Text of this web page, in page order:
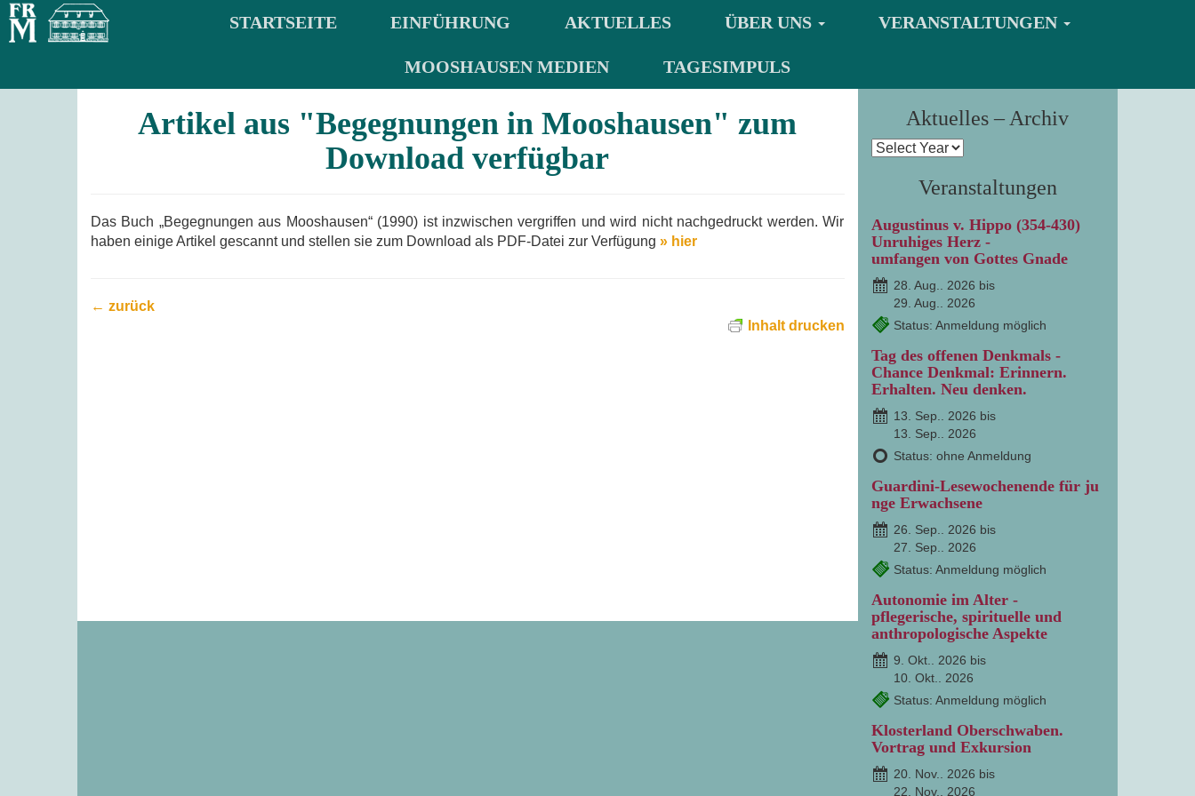
STARTSEITE EINFÜHRUNG AKTUELLES ÜBER UNS VERANSTALTUNGEN
MOOSHAUSEN MEDIEN TAGESIMPULS
Artikel aus "Begegnungen in Mooshausen" zum
Download verfügbar
Das Buch „Begegnungen aus Mooshausen“ (1990) ist inzwischen vergriffen und wird nicht nachgedruckt werden. Wir
haben einige Artikel gescannt und stellen sie zum Download als PDF-Datei zur Verfügung » hier
← zurück
Inhalt drucken
Aktuelles – Archiv
Veranstaltungen
Augustinus v. Hippo (354-430)
Unruhiges Herz -
umfangen von Gottes Gnade
28. Aug.. 2026 bis
29. Aug.. 2026
Status: Anmeldung möglich
Tag des offenen Denkmals -
Chance Denkmal: Erinnern.
Erhalten. Neu denken.
13. Sep.. 2026 bis
13. Sep.. 2026
Status: ohne Anmeldung
Guardini-Lesewochenende für ju
nge Erwachsene
26. Sep.. 2026 bis
27. Sep.. 2026
Status: Anmeldung möglich
Autonomie im Alter -
pflegerische, spirituelle und
anthropologische Aspekte
9. Okt.. 2026 bis
10. Okt.. 2026
Status: Anmeldung möglich
Klosterland Oberschwaben.
Vortrag und Exkursion
20. Nov.. 2026 bis
22. Nov.. 2026